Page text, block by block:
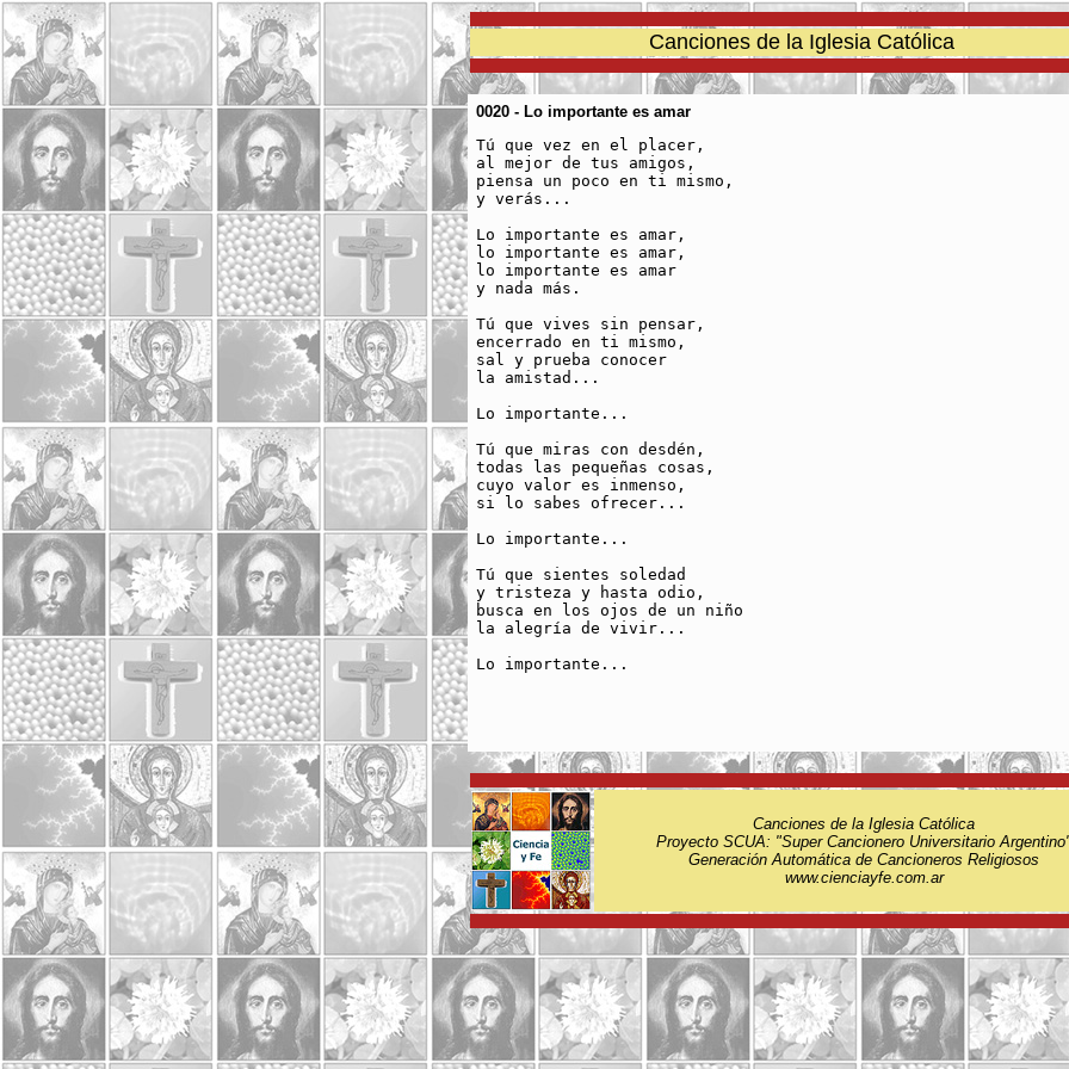
Canciones de la Iglesia Católica
0020 - Lo importante es amar
Tú que vez en el placer,
al mejor de tus amigos,
piensa un poco en ti mismo,
y verás...
Lo importante es amar,
lo importante es amar,
lo importante es amar
y nada más.
Tú que vives sin pensar,
encerrado en ti mismo,
sal y prueba conocer
la amistad...
Lo importante...
Tú que miras con desdén,
todas las pequeñas cosas,
cuyo valor es inmenso,
si lo sabes ofrecer...
Lo importante...
Tú que sientes soledad
y tristeza y hasta odio,
busca en los ojos de un niño
la alegría de vivir...
Lo importante...
Canciones de la Iglesia Católica
Proyecto SCUA: "Super Cancionero Universitario
Generación Automática de Cancioneros Religiosos
www.cienciayfe.com.ar